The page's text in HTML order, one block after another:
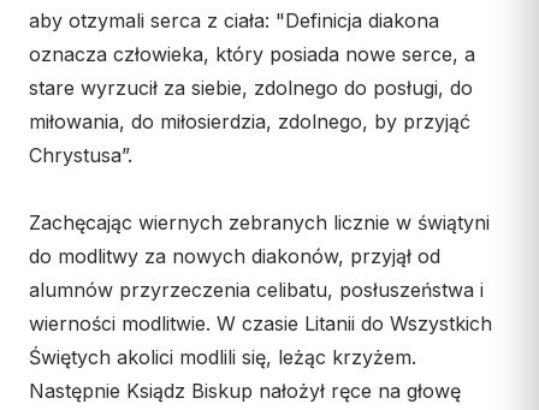
Redakcja
Archiwum
Dane kurii
Msze święte online
Kalendarz liturgiczny
aby otzymali serca z ciała: "Definicja diakona
oznacza człowieka, który posiada nowe serce, a
stare wyrzucił za siebie, zdolnego do posługi, do
miłowania, do miłosierdzia, zdolnego, by przyjąć
Chrystusa”.
Zachęcając wiernych zebranych licznie w świątyni
do modlitwy za nowych diakonów, przyjął od
alumnów przyrzeczenia celibatu, posłuszeństwa i
wierności modlitwie. W czasie Litanii do Wszystkich
Świętych akolici modlili się, leżąc krzyżem.
Następnie Ksiądz Biskup nałożył ręce na głowę